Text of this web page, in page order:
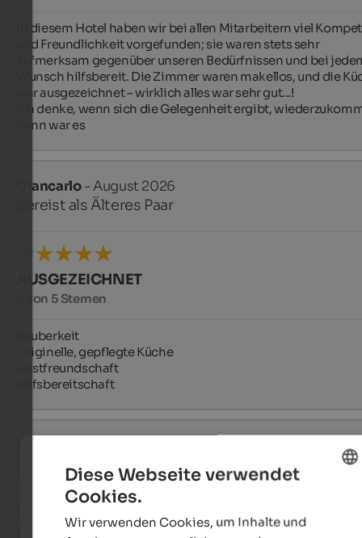
In diesem Hotel haben wir bei allen Mitarbeitern viel
und Freundlichkeit vorgefunden; sie waren stets sehr
aufmerksam gegenüber unseren Bedürfnissen und bei
Wunsch hilfsbereit. Die Zimmer waren makellos, und die
war ausgezeichnet – wirklich alles war sehr gut...!
Ich denke, wenn sich die Gelegenheit ergibt,
dann war es
Giancarlo- August 2026
gereist als Älteres Paar
AUSGEZEICHNET
5 von 5 Sternen
Sauberkeit
Originelle, gepflegte Küche
Gastfreundschaft
Hilfsbereitschaft
gereist als Älteres Paar
GERMAN
Diese Webseite verwendet
Cookies.
Wir verwenden Cookies, um Inhalte und